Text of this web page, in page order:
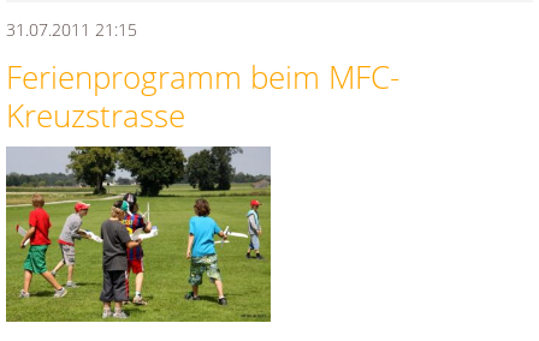
31.07.2011 21:15
Ferienprogramm beim MFC-
Kreuzstrasse